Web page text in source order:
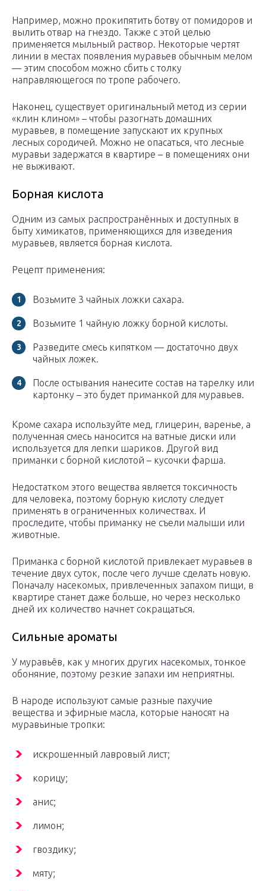
Например, можно прокипятить ботву от помидоров и
вылить отвар на гнездо. Также с этой целью
применяется мыльный раствор. Некоторые чертят
линии в местах появления муравьев обычным мелом
— этим способом можно сбить с толку
направляющегося по тропе рабочего.
Наконец, существует оригинальный метод из серии
«клин клином» – чтобы разогнать домашних
муравьев, в помещение запускают их крупных
лесных сородичей. Можно не опасаться, что лесные
муравьи задержатся в квартире – в помещениях они
не выживают.
Борная кислота
Одним из самых распространённых и доступных в
быту химикатов, применяющихся для изведения
муравьев, является борная кислота.
Рецепт применения:
Возьмите 3 чайных ложки сахара.
Возьмите 1 чайную ложку борной кислоты.
Разведите смесь кипятком — достаточно двух
чайных ложек.
После остывания нанесите состав на тарелку или
картонку – это будет приманкой для муравьев.
Кроме сахара используйте мед, глицерин, варенье, а
полученная смесь наносится на ватные диски или
используется для лепки шариков. Другой вид
приманки с борной кислотой – кусочки фарша.
Недостатком этого вещества является токсичность
для человека, поэтому борную кислоту следует
применять в ограниченных количествах. И
проследите, чтобы приманку не съели малыши или
животные.
Приманка с борной кислотой привлекает муравьев в
течение двух суток, после чего лучше сделать новую.
Поначалу насекомых, привлеченных запахом пищи, в
квартире станет даже больше, но через несколько
дней их количество начнет сокращаться.
Сильные ароматы
У муравьёв, как у многих других насекомых, тонкое
обоняние, поэтому резкие запахи им неприятны.
В народе используют самые разные пахучие
вещества и эфирные масла, которые наносят на
муравьиные тропки:
искрошенный лавровый лист;
корицу;
анис;
лимон;
гвоздику;
мяту;